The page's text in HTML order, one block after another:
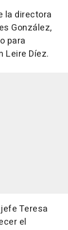
la directora
González,
para
Leire Díez.
Teresa
el